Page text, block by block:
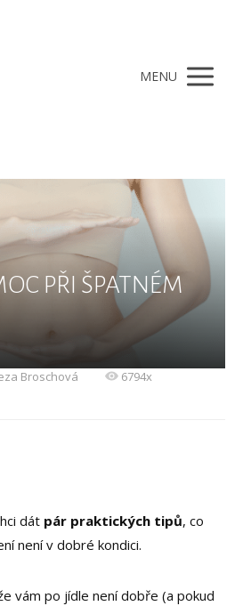
MENU
PŘI ŠPATNÉM
Broschová
6794x
dát pár praktických tipů, co
není v dobré kondici.
vám po jídle není dobře (a pokud